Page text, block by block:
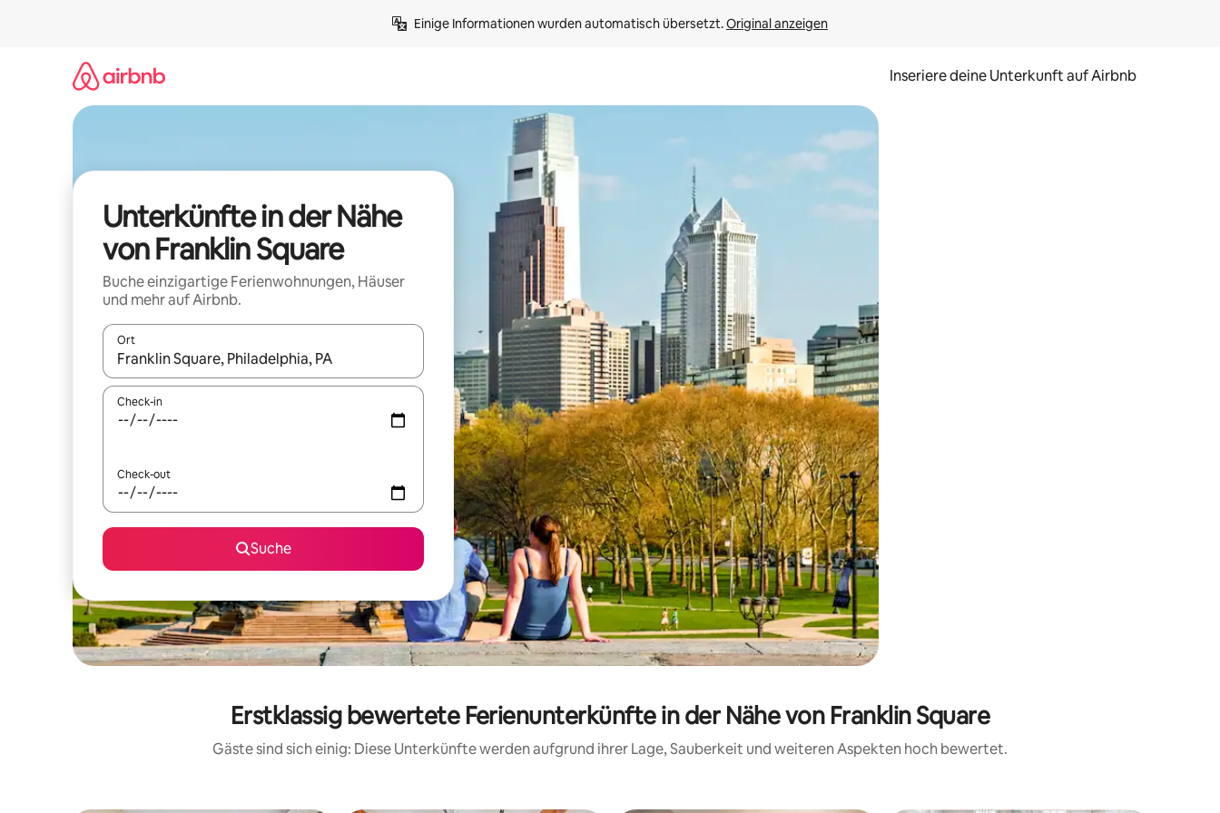
Einige Informationen wurden automatisch übersetzt. Original anzeigen
Inseriere deine Unterkunft auf Airbnb
Unterkünfte in der Nähe
von Franklin Square
Buche einzigartige Ferienwohnungen, Häuser
und mehr auf Airbnb.
Ort
Wenn Ergebnisse verfügbar sind, navigiere mit den Pfeiltasten nach oben und unten oder erkunde die Ergebnisse durch Berühren oder Wischgesten.
Check-in
Check-out
Suche
Erstklassig bewertete Ferienunterkünfte in der Nähe von Franklin Square
Gäste sind sich einig: Diese Unterkünfte werden aufgrund ihrer Lage, Sauberkeit und weiteren Aspekten hoch bewertet.